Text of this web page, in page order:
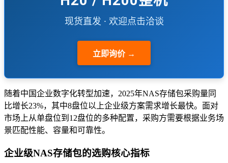
现货直发 · 欢迎点击洽谈
立即询价 →
随着中国企业数字化转型加速，2025年NAS存储包采购量同
比增长23%，其中8盘位以上企业级方案需求增长最快。面对
市场上从单盘位到12盘位的多种配置，采购方需要根据业务场
景匹配性能、容量和可靠性。
企业级NAS存储包的选购核心指标